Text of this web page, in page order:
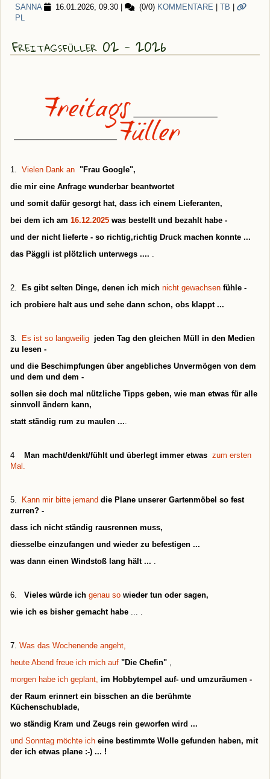
SANNA 16.01.2026, 09.30 (0/0) KOMMENTARE TB
PL
Freitagsfüller 02 - 2026
1. Vielen Dank an "Frau Google",
die mir eine Anfrage wunderbar beantwortet
und somit dafür gesorgt hat, dass ich einem Lieferanten,
bei dem ich am 16.12.2025 was bestellt und bezahlt habe -
und der nicht lieferte - so richtig,richtig Druck machen konnte ...
das Päggli ist plötzlich unterwegs ....
2. Es gibt selten Dinge, denen ich mich nicht gewachsen fühle -
ich probiere halt aus und sehe dann schon, obs klappt ...
3. Es ist so langweilig jeden Tag den gleichen Müll in den Medien
zu lesen -
und die Beschimpfungen über angebliches Unvermögen von dem
und dem und dem -
sollen sie doch mal nützliche Tipps geben, wie man etwas für alle
sinnvoll ändern kann,
statt ständig rum zu maulen ...
4 Man macht/denkt/fühlt und überlegt immer etwas zum ersten
Mal.
5. Kann mir bitte jemand die Plane unserer Gartenmöbel so fest
zurren? -
dass ich nicht ständig rausrennen muss,
diesselbe einzufangen und wieder zu befestigen ...
was dann einen Windstoß lang hält ...
6. Vieles würde ich genau so wieder tun oder sagen,
wie ich es bisher gemacht habe
7. Was das Wochenende angeht,
heute Abend freue ich mich auf "Die Chefin"
morgen habe ich geplant, im Hobbytempel auf- und umzuräumen -
der Raum erinnert ein bisschen an die berühmte
Küchenschublade,
wo ständig Kram und Zeugs rein geworfen wird ...
und Sonntag möchte ich eine bestimmte Wolle gefunden haben, mit
der ich etwas plane :-) ... !